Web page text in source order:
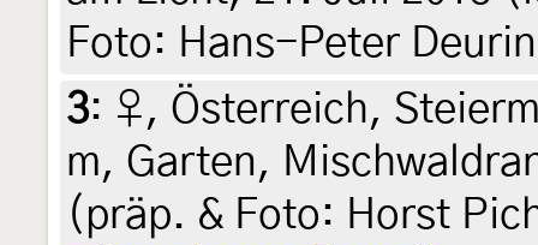
Foto: Hans-Peter
3: ♀, Österreich,
m, Garten,
(präp. & Foto: Horst